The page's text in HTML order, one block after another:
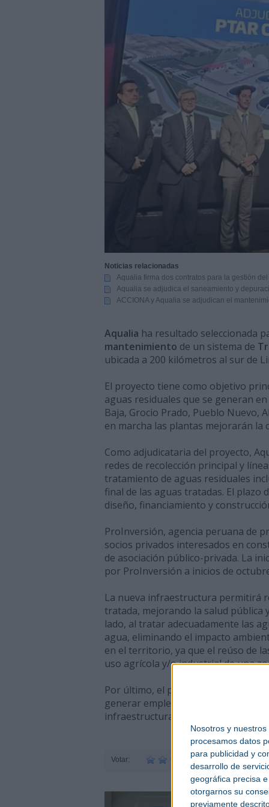
Nosotros y nuestros
procesamos datos
para publicidad y
desarrollo de
geográfica precisa
otorgarnos su
previamente
La Barca Energía
Subcontratación 2027
28/07/2026 Innovación y nuevas
27/07/2026 Aqualia se adjudica la
El bar como unidad de presión
27/07/2026 El MMH 2026 reunirá a
Cómo digitalizar el
Yaskawa presenta el
Cómo escalar producción
07/08/2026 Emerson lanza nuevo
Noticias relacionadas
Aqualia firma dos contratos para la gestión
Aqualia se adjudica el saneamiento y
ACCIONA y Aqualia se adjudican el
Aqualia ha resultado seleccionada
mantenimiento de un sistema de
ubicada a 200 kilómetros al sur de
El proyecto tiene como objetivo
aguas residuales que se generan
Baja, Grocio Prado, Pueblo Nuevo,
en marcha las plantas mejorarán la
Como adjudicataria del proyecto,
redes de recolección principal y
tratamiento de aguas residuales
final de las aguas tratadas. El plazo
diseño, financiamiento y
ProInversión, agencia peruana de
socios privados interesados en
de asociación público-privada. La
por ProInversión a inicios de
La nueva infraestructura permitirá
tratada, mejorando la salud pública
lado, al tratar adecuadamente las
agua, eliminando el impacto
en el territorio, ya que el reúso de
uso agrícola y/o industrial de una
Por último, el proyecto ayudará a
generar empleo durante la
infraestructura sanitaria atraerá
Votar: